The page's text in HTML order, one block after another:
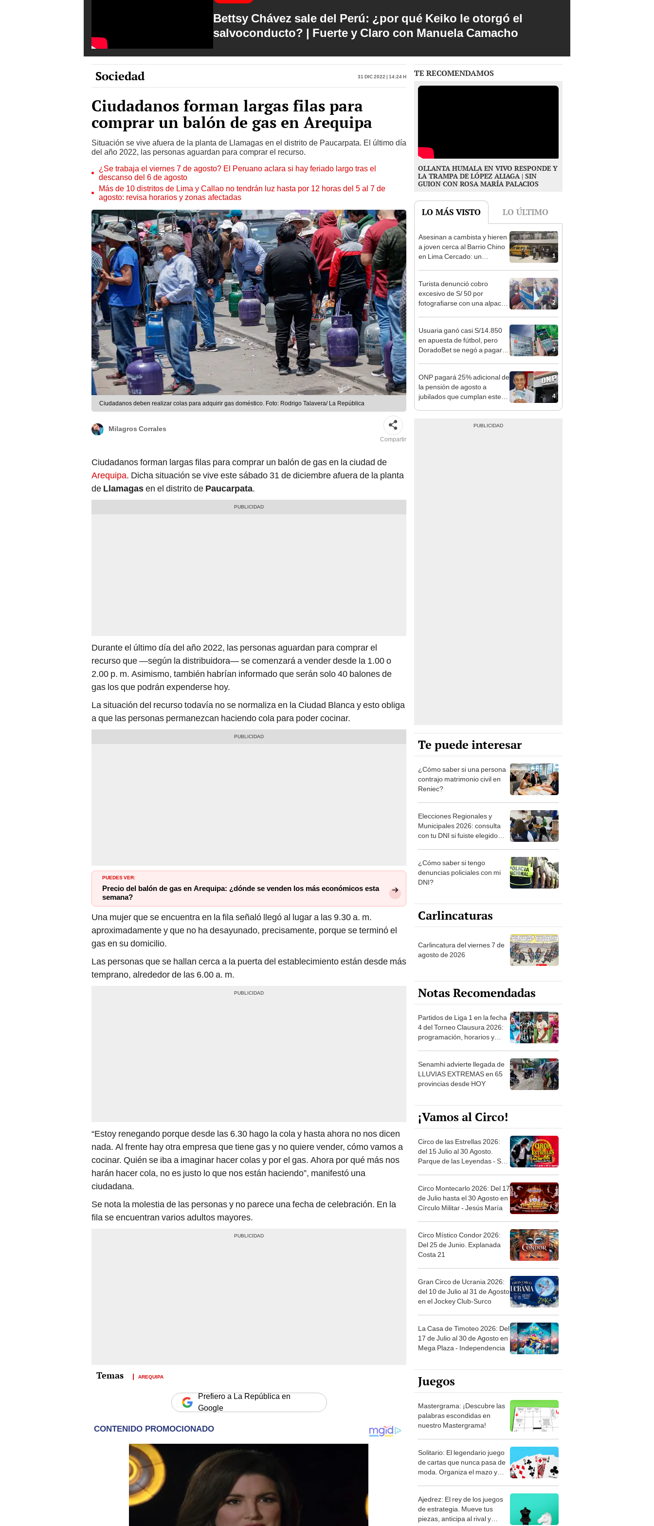
Bettsy Chávez sale del Perú: ¿por qué Keiko le otorgó el
salvoconducto? | Fuerte y Claro con Manuela Camacho
Sociedad 31 Dic 2022 | 14:24 h
Ciudadanos forman largas filas para
comprar un balón de gas en Arequipa
Situación se vive afuera de la planta de Llamagas en el distrito de Paucarpata. El último día
del año 2022, las personas aguardan para comprar el recurso.
¿Se trabaja el viernes 7 de agosto? El Peruano aclara si hay feriado largo tras el
descanso del 6 de agosto
Más de 10 distritos de Lima y Callao no tendrán luz hasta por 12 horas del 5 al 7 de
agosto: revisa horarios y zonas afectadas
Ciudadanos deben realizar colas para adquirir gas doméstico. Foto: Rodrigo Talavera/ La República
Milagros Corrales
Compartir
Ciudadanos forman largas filas para comprar un balón de gas en la ciudad de
Arequipa. Dicha situación se vive este sábado 31 de diciembre afuera de la planta
de Llamagasen el distrito de Paucarpata.
Durante el último día del año 2022, las personas aguardan para comprar el
recurso que —según la distribuidora— se comenzará a vender desde la 1.00 o
2.00 p. m. Asimismo, también habrían informado que serán solo 40 balones de
gas los que podrán expenderse hoy.
La situación del recurso todavía no se normaliza en la Ciudad Blanca y esto obliga
a que las personas permanezcan haciendo cola para poder cocinar.
PUEDES VER:
Precio del balón de gas en Arequipa: ¿dónde se venden los más económicos esta
semana?
Una mujer que se encuentra en la fila señaló llegó al lugar a las 9.30 a. m.
aproximadamente y que no ha desayunado, precisamente, porque se terminó el
gas en su domicilio.
Las personas que se hallan cerca a la puerta del establecimiento están desde más
temprano, alrededor de las 6.00 a. m.
“Estoy renegando porque desde las 6.30 hago la cola y hasta ahora no nos dicen
nada. Al frente hay otra empresa que tiene gas y no quiere vender, cómo vamos a
cocinar. Quién se iba a imaginar hacer colas y por el gas. Ahora por qué más nos
harán hacer cola, no es justo lo que nos están haciendo”, manifestó una
ciudadana.
Se nota la molestia de las personas y no parece una fecha de celebración. En la
fila se encuentran varios adultos mayores.
AREQUIPA
Prefiero a La República en
Google
TE RECOMENDAMOS
OLLANTA HUMALA EN VIVO RESPONDE Y
LA TRAMPA DE LÓPEZ ALIAGA | SIN
GUION CON ROSA MARÍA PALACIOS
LO MÁS VISTO LO ÚLTIMO
1
Asesinan a cambista y hieren
a joven cerca al Barrio Chino
en Lima Cercado: un
2
Turista denunció cobro
excesivo de S/ 50 por
fotografiarse con una alpaca
3
Usuaria ganó casi S/14.850
en apuesta de fútbol, pero
DoradoBet se negó a pagar:
4
ONP pagará 25% adicional de
la pensión de agosto a
jubilados que cumplan este
Te puede interesar
¿Cómo saber si una persona
contrajo matrimonio civil en
Reniec?
Elecciones Regionales y
Municipales 2026: consulta
con tu DNI si fuiste elegido
la ONPE
¿Cómo saber si tengo
denuncias policiales con mi
DNI?
Carlincaturas
Carlincatura del viernes 7 de
agosto de 2026
Notas Recomendadas
Partidos de Liga 1 en la fecha
4 del Torneo Clausura 2026:
programación, horarios y
Senamhi advierte llegada de
LLUVIAS EXTREMAS en 65
provincias desde HOY
¡Vamos al Circo!
Circo de las Estrellas 2026:
del 15 Julio al 30 Agosto.
Parque de las Leyendas - San
Circo Montecarlo 2026: Del 17
de Julio hasta el 30 Agosto en
Círculo Militar - Jesús María
Circo Místico Condor 2026:
Del 25 de Junio. Explanada
Costa 21
Gran Circo de Ucrania 2026:
del 10 de Julio al 31 de Agosto
en el Jockey Club-Surco
La Casa de Timoteo 2026: Del
17 de Julio al 30 de Agosto en
Mega Plaza - Independencia
Juegos
Mastergrama: ¡Descubre las
palabras escondidas en
nuestro Mastergrama!
Solitario: El legendario juego
de cartas que nunca pasa de
moda. Organiza el mazo y
Ajedrez: El rey de los juegos
de estrategia. Mueve tus
piezas, anticipa al rival y